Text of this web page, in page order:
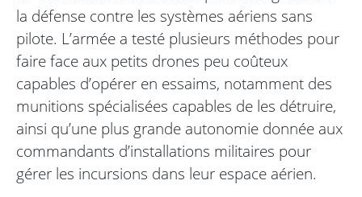
la défense contre les systèmes aériens sans
pilote. L’armée a testé plusieurs méthodes pour
faire face aux petits drones peu coûteux
capables d’opérer en essaims, notamment des
munitions spécialisées capables de les détruire,
ainsi qu’une plus grande autonomie donnée aux
commandants d’installations militaires pour
gérer les incursions dans leur espace aérien.